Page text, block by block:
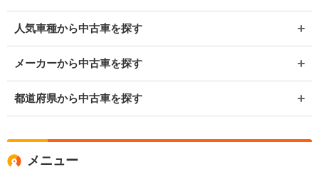
人気車種から中古車を探す
メーカーから中古車を探す
都道府県から中古車を探す
メニュー